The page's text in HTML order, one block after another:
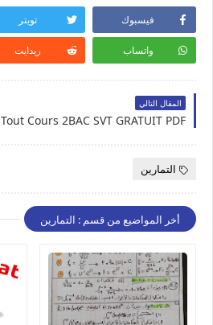
فيسبوك تويتر
واتساب ريدايت
المقال التالي
Tout Cours 2BAC SVT GRATUIT PDF
التمارين
أخر المواضيع من قسم : التمارين